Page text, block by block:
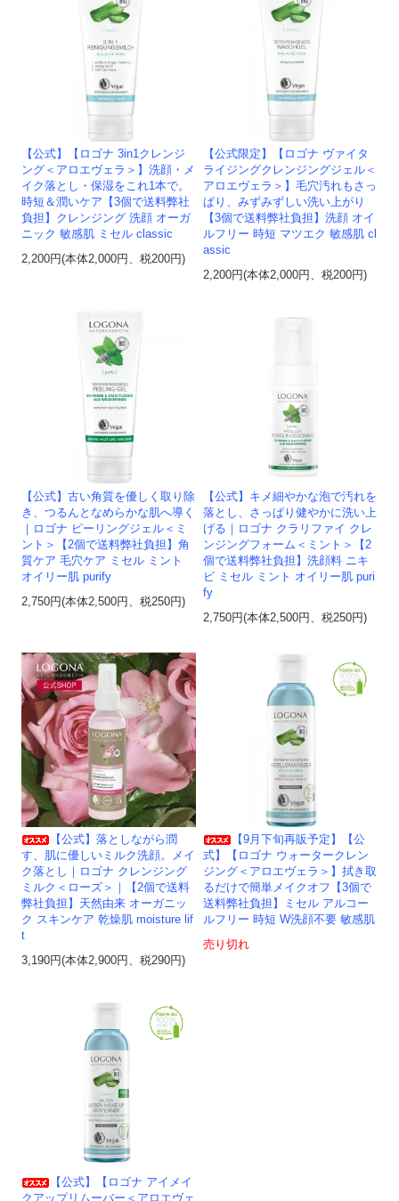
【公式】【ロゴナ 3in1クレンジ
ング＜アロエヴェラ＞】洗顔・メ
イク落とし・保湿をこれ1本で。
時短＆潤いケア【3個で送料弊社
負担】クレンジング 洗顔 オーガ
ニック 敏感肌 ミセル classic
2,200円(本体2,000円、税200円)
【公式限定】【ロゴナ ヴァイタ
ライジングクレンジングジェル＜
アロエヴェラ＞】毛穴汚れもさっ
ぱり、みずみずしい洗い上がり
【3個で送料弊社負担】洗顔 オイ
ルフリー 時短 マツエク 敏感肌 cl
assic
2,200円(本体2,000円、税200円)
【公式】古い角質を優しく取り除
き、つるんとなめらかな肌へ導く
｜ロゴナ ピーリングジェル＜ミ
ント＞【2個で送料弊社負担】角
質ケア 毛穴ケア ミセル ミント
オイリー肌 purify
2,750円(本体2,500円、税250円)
【公式】キメ細やかな泡で汚れを
落とし、さっぱり健やかに洗い上
げる｜ロゴナ クラリファイ クレ
ンジングフォーム＜ミント＞【2
個で送料弊社負担】洗顔料 ニキ
ビ ミセル ミント オイリー肌 puri
fy
2,750円(本体2,500円、税250円)
【公式】落としながら潤
す、肌に優しいミルク洗顔。メイ
ク落とし｜ロゴナ クレンジング
ミルク＜ローズ＞｜【2個で送料
弊社負担】天然由来 オーガニッ
ク スキンケア 乾燥肌 moisture lif
t
3,190円(本体2,900円、税290円)
【9月下旬再販予定】【公
式】【ロゴナ ウォータークレン
ジング＜アロエヴェラ＞】拭き取
るだけで簡単メイクオフ【3個で
送料弊社負担】ミセル アルコー
ルフリー 時短 W洗顔不要 敏感肌
売り切れ
【公式】【ロゴナ アイメイ